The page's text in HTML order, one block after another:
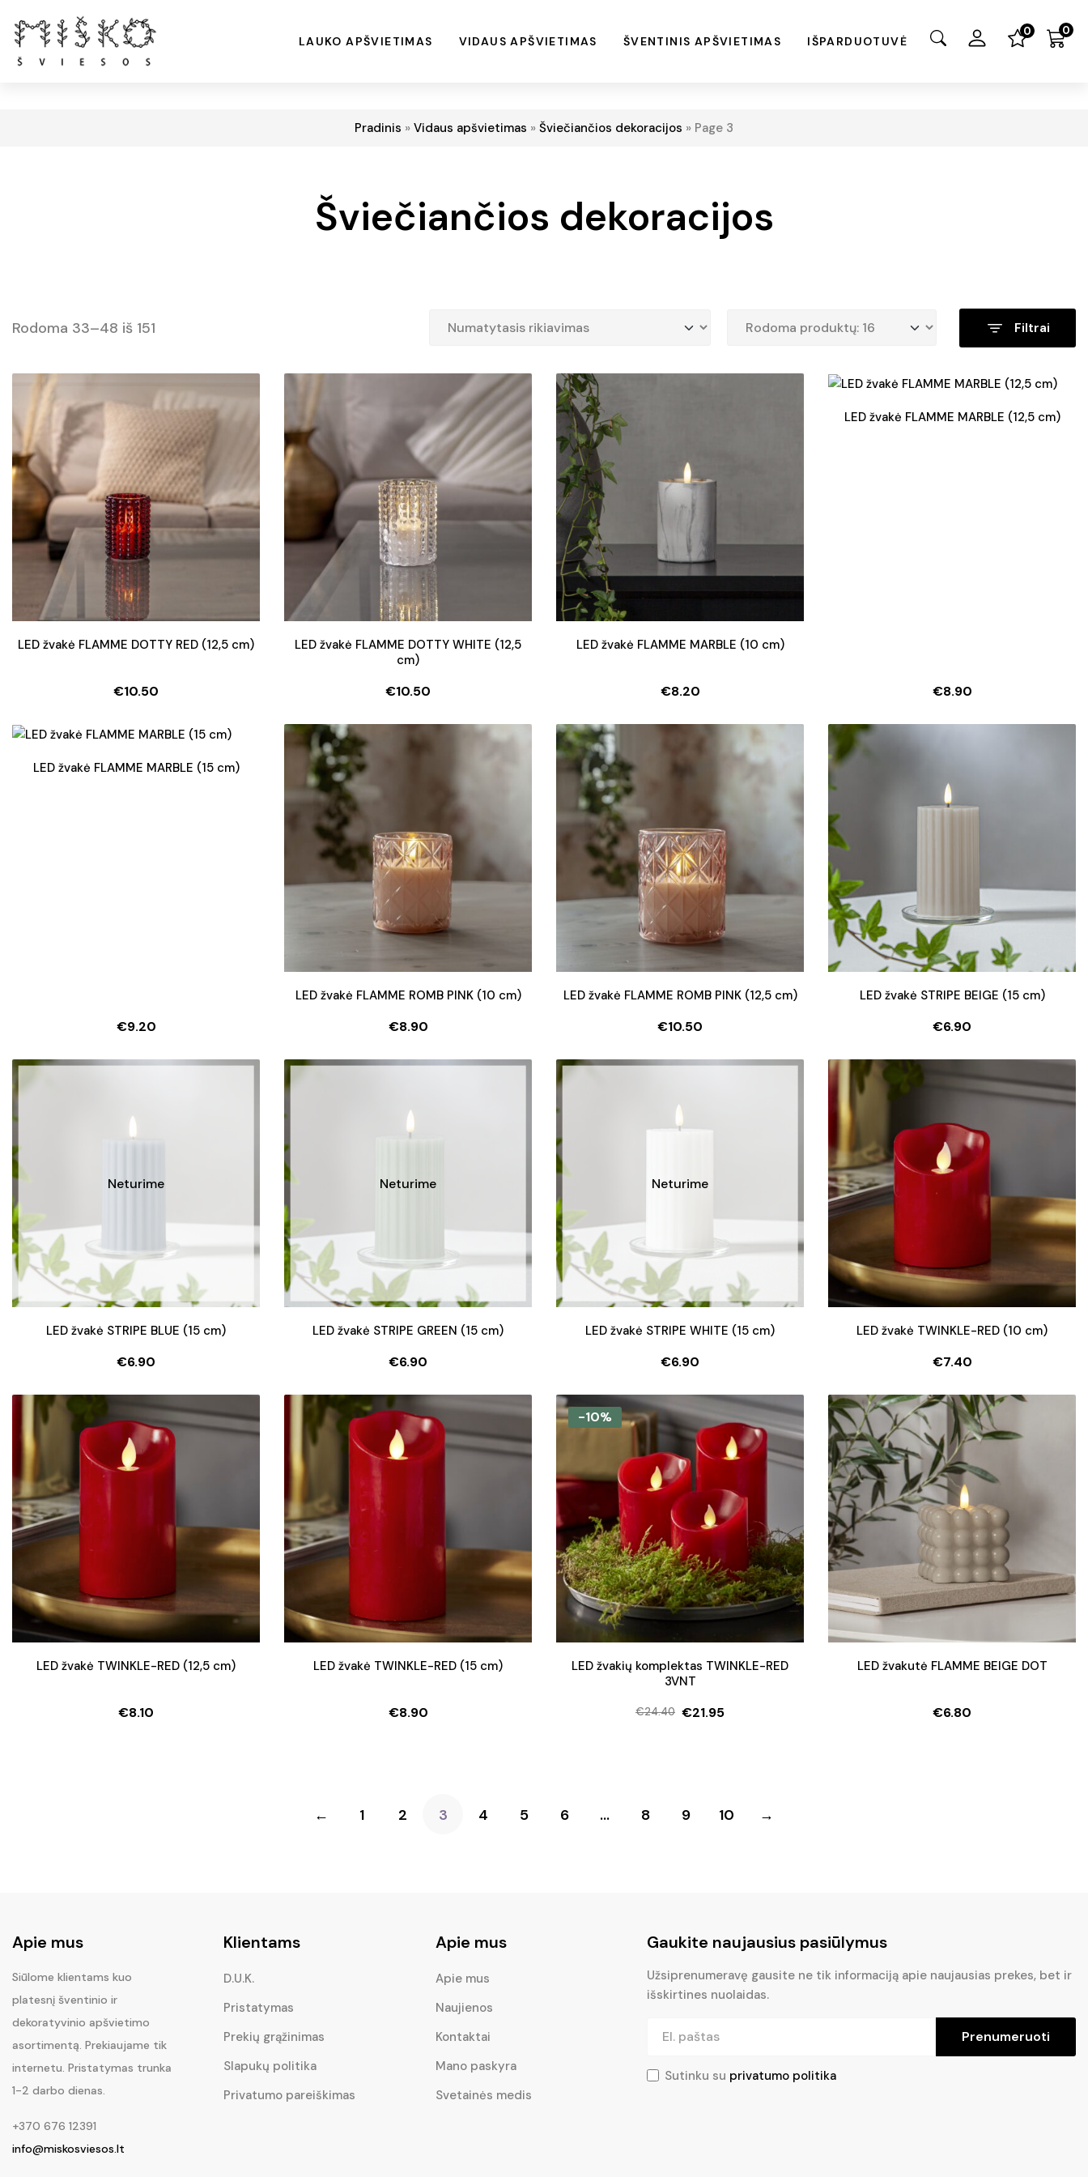
0 0
LAUKO APŠVIETIMAS VIDAUS APŠVIETIMAS ŠVENTINIS APŠVIETIMAS IŠPARDUOTUVĖ
Pradinis » Vidaus apšvietimas » Šviečiančios dekoracijos » Page 3
Šviečiančios dekoracijos
Rodoma 33–48 iš 151 Filtrai
LED žvakė FLAMME DOTTY RED (12,5 cm)
€10.50
LED žvakė FLAMME DOTTY WHITE (12,5
cm)
€10.50
LED žvakė FLAMME MARBLE (10 cm)
€8.20
LED žvakė FLAMME MARBLE (12,5 cm)
€8.90
LED žvakė FLAMME MARBLE (15 cm)
€9.20
LED žvakė FLAMME ROMB PINK (10 cm)
€8.90
LED žvakė FLAMME ROMB PINK (12,5 cm)
€10.50
LED žvakė STRIPE BEIGE (15 cm)
€6.90
Neturime
LED žvakė STRIPE BLUE (15 cm)
€6.90
Neturime
LED žvakė STRIPE GREEN (15 cm)
€6.90
Neturime
LED žvakė STRIPE WHITE (15 cm)
€6.90
LED žvakė TWINKLE-RED (10 cm)
€7.40
LED žvakė TWINKLE-RED (12,5 cm)
€8.10
LED žvakė TWINKLE-RED (15 cm)
€8.90
-10%
LED žvakių komplektas TWINKLE-RED
3VNT
€24.40
Original
€21.95
Current
LED žvakutė FLAMME BEIGE DOT
€6.80
← 1 2 3 4 5 6 … 8 9 10 →
Apie mus
Siūlome klientams kuo
platesnį šventinio ir
dekoratyvinio apšvietimo
asortimentą. Prekiaujame tik
internetu. Pristatymas trunka
1-2 darbo dienas.
+370 676 12391
info@miskosviesos.lt
Klientams
D.U.K.
Pristatymas
Prekių grąžinimas
Slapukų politika
Privatumo pareiškimas
Apie mus
Apie mus
Naujienos
Kontaktai
Mano paskyra
Svetainės medis
Gaukite naujausius pasiūlymus
Užsiprenumeravę gausite ne tik informaciją apie naujausias prekes, bet ir
išskirtines nuolaidas.
Prenumeruoti
Sutinku su privatumo politika